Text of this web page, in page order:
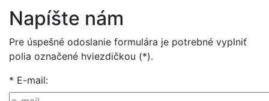
Napíšte nám
Pre úspešné odoslanie formulára je potrebné vyplniť
polia označené hviezdičkou (*).
* E-mail: